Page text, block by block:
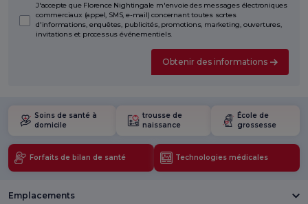
J'accepte que Florence Nightingale m'envoie des messages électroniques
commerciaux (appel, SMS, e-mail) concernant toutes sortes
d'informations, enquêtes, publicités, promotions, marketing, ouvertures,
invitations et processus événementiels.
Obtenir des informations
Soins de santé à
domicile
trousse de
naissance
École de
grossesse
Forfaits de bilan de santé Technologies médicales
Emplacements